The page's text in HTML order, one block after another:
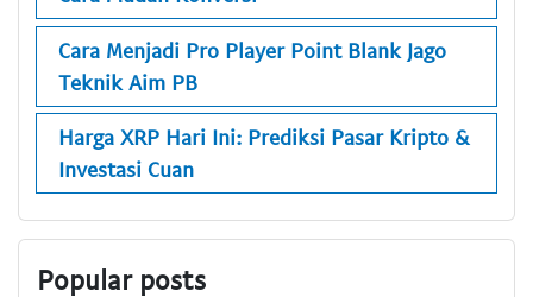
Cara Menjadi Pro Player Point Blank Jago
Teknik Aim PB
Harga XRP Hari Ini: Prediksi Pasar Kripto &
Investasi Cuan
Popular posts